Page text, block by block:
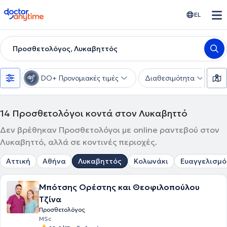
doctoranytime EL
Προσθετολόγος, Λυκαβηττός
DO+ Προνομιακές τιμές Διαθεσιμότητα
14 Προσθετολόγοι κοντά στον Λυκαβηττό
Δεν βρέθηκαν Προσθετολόγοι με online ραντεβού στον
Λυκαβηττό, αλλά σε κοντινές περιοχές.
Αττική Αθήνα Λυκαβηττός Κολωνάκι
Μπότσης Ορέστης και Θεοφιλοπούλου
Τζίνα
Προσθετολόγος
MSc